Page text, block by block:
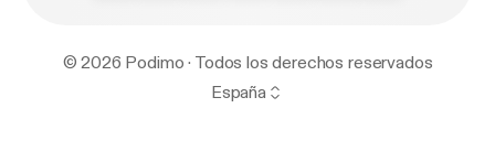
© 2026 Podimo · Todos los derechos reservados
España